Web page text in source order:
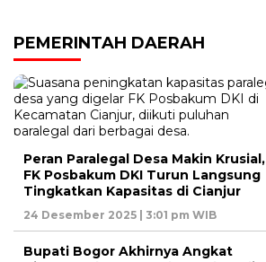
PEMERINTAH DAERAH
Peran Paralegal Desa Makin Krusial,
FK Posbakum DKI Turun Langsung
Tingkatkan Kapasitas di Cianjur
24 Desember 2025 | 3:01 pm WIB
Bupati Bogor Akhirnya Angkat